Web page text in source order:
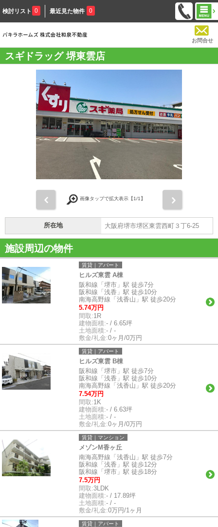
検討リスト 0 最近見た物件 0
お問合せ
スギドラッグ 堺東雲店
画像タップで拡大表示【1/1】
所在地 大阪府堺市堺区東雲西町３丁6-25
施設周辺の物件
賃貸｜アパート
ヒルズ東雲 A棟
阪和線「堺市」駅 徒歩7分
阪和線「浅香」駅 徒歩10分
南海高野線「浅香山」駅 徒歩20分
5.74万円
間取:1R
建物面積:- / 6.65坪
土地面積:- / -
敷金/礼金:0ヶ月/0万円
賃貸｜アパート
ヒルズ東雲 B棟
阪和線「堺市」駅 徒歩7分
阪和線「浅香」駅 徒歩10分
南海高野線「浅香山」駅 徒歩20分
7.54万円
間取:1K
建物面積:- / 6.63坪
土地面積:- / -
敷金/礼金:0ヶ月/0万円
賃貸｜マンション
メゾンM香ヶ丘
南海高野線「浅香山」駅 徒歩7分
阪和線「浅香」駅 徒歩12分
阪和線「堺市」駅 徒歩18分
7.5万円
間取:3LDK
建物面積:- / 17.89坪
土地面積:- / -
敷金/礼金:0万円/1ヶ月
賃貸｜アパート